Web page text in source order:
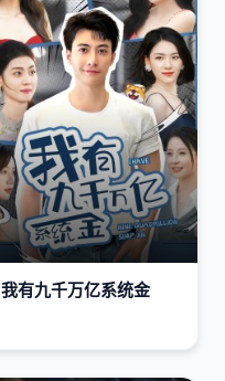
我有九千万亿系统金